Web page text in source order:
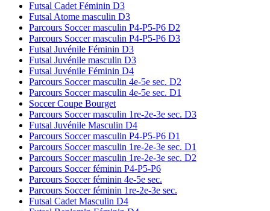
Futsal Cadet Féminin D3
Futsal Atome masculin D3
Parcours Soccer masculin P4-P5-P6 D2
Parcours Soccer masculin P4-P5-P6 D3
Futsal Juvénile Féminin D3
Futsal Juvénile masculin D3
Futsal Juvénile Féminin D4
Parcours Soccer masculin 4e-5e sec. D2
Parcours Soccer masculin 4e-5e sec. D1
Soccer Coupe Bourget
Parcours Soccer masculin 1re-2e-3e sec. D3
Futsal Juvénile Masculin D4
Parcours Soccer masculin P4-P5-P6 D1
Parcours Soccer masculin 1re-2e-3e sec. D1
Parcours Soccer masculin 1re-2e-3e sec. D2
Parcours Soccer féminin P4-P5-P6
Parcours Soccer féminin 4e-5e sec.
Parcours Soccer féminin 1re-2e-3e sec.
Futsal Cadet Masculin D4